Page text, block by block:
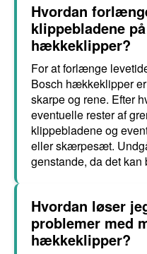
Hvordan
klippebladene
hækkeklipper?
For at forlænge
Bosch hækkeklipper
skarpe og rene. Efter
eventuelle rester af
klippebladene og
eller skærpesæt.
genstande, da det
Hvordan løser
problemer med
hækkeklipper?